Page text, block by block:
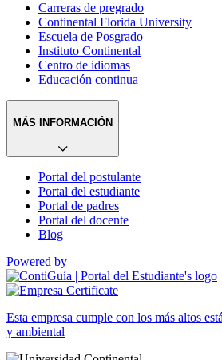
Carreras de pregrado
Continental Florida University
Escuela de Posgrado
Instituto Continental
Centro de idiomas
Educación continua
MÁS INFORMACIÓN
Portal del postulante
Portal del estudiante
Portal de padres
Portal del docente
Blog
Powered by
Esta empresa cumple con los más altos
y ambiental